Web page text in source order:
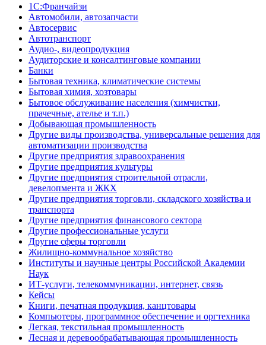
1С:Франчайзи
Автомобили, автозапчасти
Автосервис
Автотранспорт
Аудио-, видеопродукция
Аудиторские и консалтинговые компании
Банки
Бытовая техника, климатические системы
Бытовая химия, хозтовары
Бытовое обслуживание населения (химчистки,
прачечные, ателье и т.п.)
Добывающая промышленность
Другие виды производства, универсальные решения для
автоматизации производства
Другие предприятия здравоохранения
Другие предприятия культуры
Другие предприятия строительной отрасли,
девелопмента и ЖКХ
Другие предприятия торговли, складского хозяйства и
транспорта
Другие предприятия финансового сектора
Другие профессиональные услуги
Другие сферы торговли
Жилищно-коммунальное хозяйство
Институты и научные центры Российской Академии
Наук
ИТ-услуги, телекоммуникации, интернет, связь
Кейсы
Книги, печатная продукция, канцтовары
Компьютеры, программное обеспечение и оргтехника
Легкая, текстильная промышленность
Лесная и деревообрабатывающая промышленность